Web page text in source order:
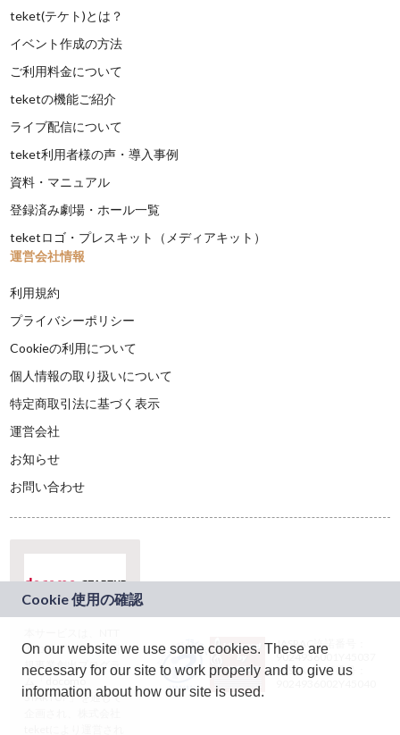
teket(テケト)とは？
イベント作成の方法
ご利用料金について
teketの機能ご紹介
ライブ配信について
teket利用者様の声・導入事例
資料・マニュアル
登録済み劇場・ホール一覧
teketロゴ・プレスキット（メディアキット）
運営会社情報
利用規約
プライバシーポリシー
Cookieの利用について
個人情報の取り扱いについて
特定商取引法に基づく表示
運営会社
お知らせ
お問い合わせ
ドコモグループの新
規事業創出プログラ
ム「docomo
STARTUP」を通じて
JASRAC許諾番号：
9024936001Y45037
JASRAC許諾番号：
On our website we use some cookies. These are
necessary for our site to work properly and to give us
information about how our site is used.